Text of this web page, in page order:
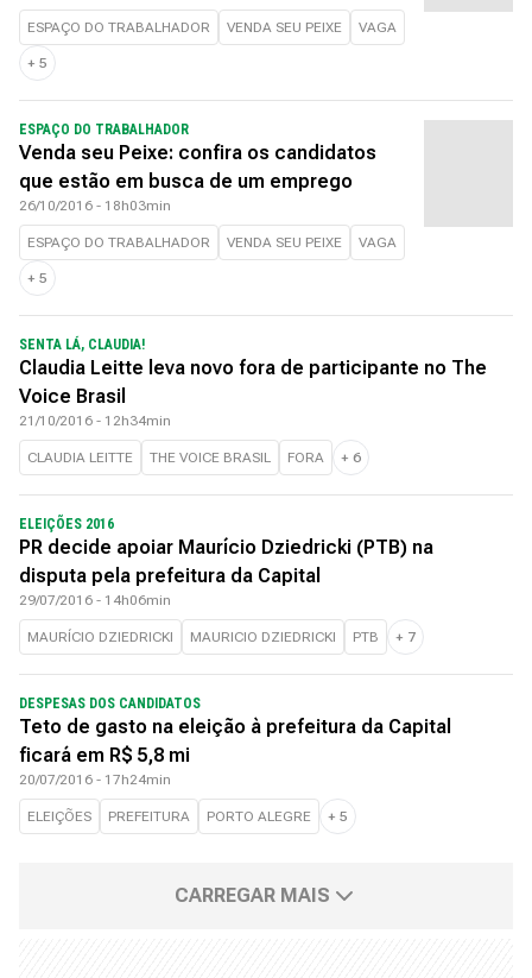
ESPAÇO DO TRABALHADOR VENDA SEU PEIXE VAGA
+ 5
ESPAÇO DO TRABALHADOR
Venda seu Peixe: confira os candidatos
que estão em busca de um emprego
26/10/2016 - 18h03min
ESPAÇO DO TRABALHADOR VENDA SEU PEIXE VAGA
+ 5
SENTA LÁ, CLAUDIA!
Claudia Leitte leva novo fora de participante no The
Voice Brasil
21/10/2016 - 12h34min
CLAUDIA LEITTE THE VOICE BRASIL FORA + 6
ELEIÇÕES 2016
PR decide apoiar Maurício Dziedricki (PTB) na
disputa pela prefeitura da Capital
29/07/2016 - 14h06min
MAURÍCIO DZIEDRICKI MAURICIO DZIEDRICKI PTB + 7
DESPESAS DOS CANDIDATOS
Teto de gasto na eleição à prefeitura da Capital
ficará em R$ 5,8 mi
20/07/2016 - 17h24min
ELEIÇÕES PREFEITURA PORTO ALEGRE + 5
CARREGAR MAIS